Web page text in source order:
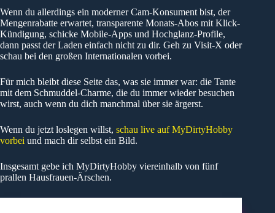
Wenn du allerdings ein moderner Cam-Konsument bist, der
Mengenrabatte erwartet, transparente Monats-Abos mit Klick-
Kündigung, schicke Mobile-Apps und Hochglanz-Profile,
dann passt der Laden einfach nicht zu dir. Geh zu Visit-X oder
schau bei den großen Internationalen vorbei.
Für mich bleibt diese Seite das, was sie immer war: die Tante
mit dem Schmuddel-Charme, die du immer wieder besuchen
wirst, auch wenn du dich manchmal über sie ärgerst.
Wenn du jetzt loslegen willst, schau live auf MyDirtyHobby
vorbei und mach dir selbst ein Bild.
Insgesamt gebe ich MyDirtyHobby viereinhalb von fünf
prallen Hausfrauen-Ärschen.